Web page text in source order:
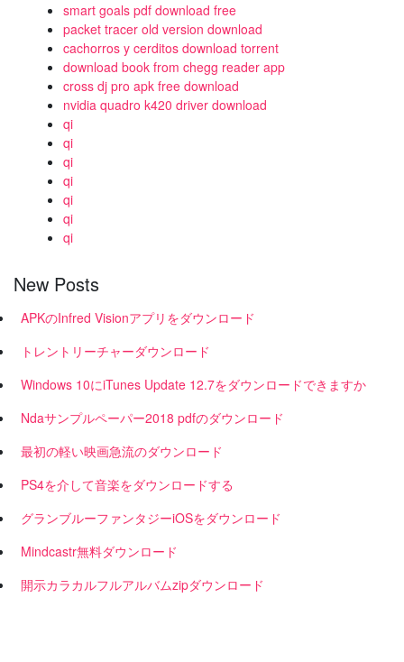
smart goals pdf download free
packet tracer old version download
cachorros y cerditos download torrent
download book from chegg reader app
cross dj pro apk free download
nvidia quadro k420 driver download
qi
qi
qi
qi
qi
qi
qi
New Posts
APKのInfred Visionアプリをダウンロード
トレントリーチャーダウンロード
Windows 10にiTunes Update 12.7をダウンロードできますか
Ndaサンプルペーパー2018 pdfのダウンロード
最初の軽い映画急流のダウンロード
PS4を介して音楽をダウンロードする
グランブルーファンタジーiOSをダウンロード
Mindcastr無料ダウンロード
開示カラカルフルアルバムzipダウンロード